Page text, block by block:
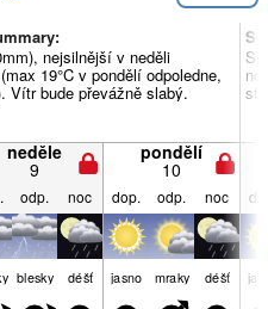
nejsilnější v neděli
19°C v pondělí odpoledne,
Vítr bude převážně slabý.
neděle
9
pondělí
10
odp. noc dop. odp. noc
blesky déšť jasno mraky déšť